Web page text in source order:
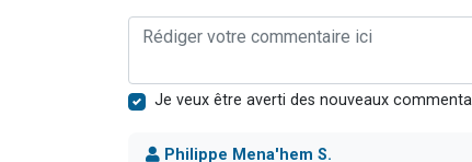
Je veux être averti des nouveaux
Philippe Mena'hem S.